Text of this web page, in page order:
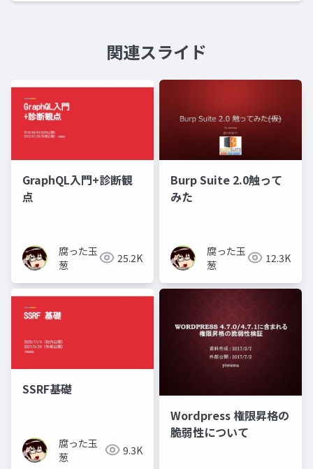
関連スライド
GraphQL入門+診断観
点
腐った玉
葱
25.2K
Burp Suite 2.0触って
みた
腐った玉
葱
12.3K
SSRF基礎
腐った玉
葱
9.3K
Wordpress 権限昇格の
脆弱性について